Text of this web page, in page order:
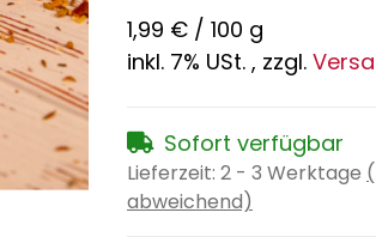
1,99 € / 100 g
inkl. 7% USt. , zzgl.
Sofort verfügbar
Lieferzeit: 2 - 3 Werktage
abweichend)